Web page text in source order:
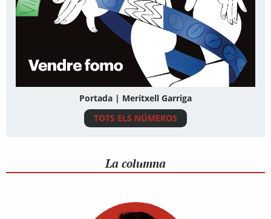
Portada | Meritxell Garriga
TOTS ELS NÚMEROS
La columna